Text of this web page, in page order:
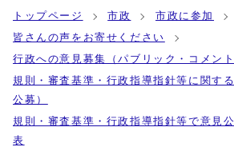
トップページ 市政
市政に参加
皆さんの声をお寄せください
行政への意見募集（パブリック・コメント
規則・審査基準・行政指導指針等に関す
公募）
規則・審査基準・行政指導指針等で意見
表